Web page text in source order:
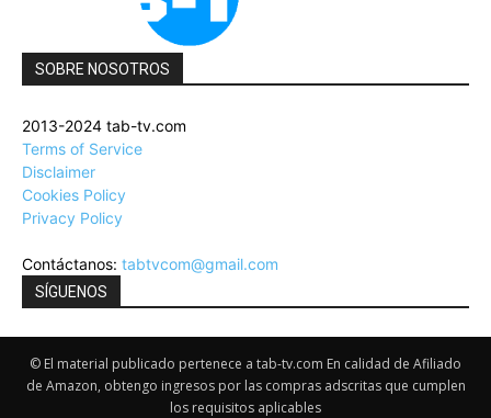
SOBRE NOSOTROS
2013-2024 tab-tv.com
Terms of Service
Disclaimer
Cookies Policy
Privacy Policy
Contáctanos: tabtvcom@gmail.com
SÍGUENOS
© El material publicado pertenece a tab-tv.com En calidad de Afiliado
de Amazon, obtengo ingresos por las compras adscritas que cumplen
los requisitos aplicables